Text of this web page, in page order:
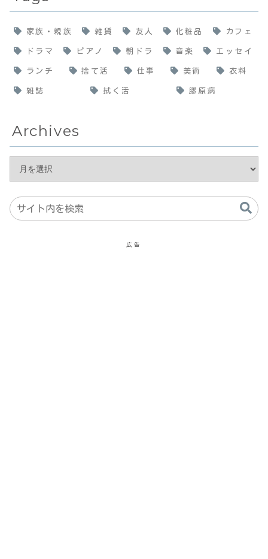
家族・親族 雑貨 友人 化粧品 カフェ
ドラマ ピアノ 朝ドラ 音楽 エッセイ
ランチ 捨て活 仕事 美術 衣料
雑誌 拭く活 膠原病
Archives
広告